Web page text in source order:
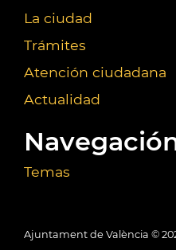
La ciudad
Trámites
Atención ciudadana
Actualidad
Temas
Ajuntament de València ©